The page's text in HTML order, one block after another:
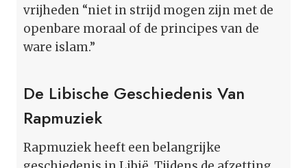
vrijheden “niet in strijd mogen zijn met de
openbare moraal of de principes van de
ware islam.”
De Libische Geschiedenis Van
Rapmuziek
Rapmuziek heeft een belangrijke